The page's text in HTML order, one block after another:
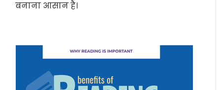
बनाना आसान है।